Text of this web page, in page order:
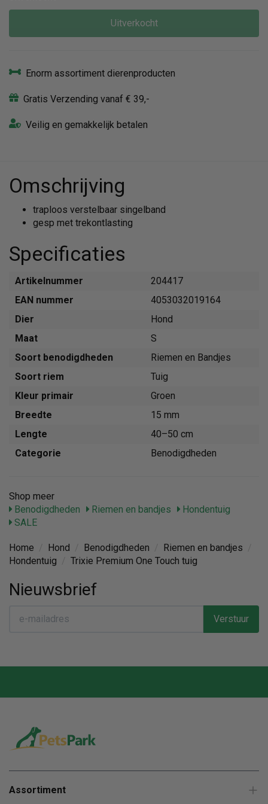
Uitverkocht
Enorm assortiment dierenproducten
Gratis Verzending vanaf € 39,-
Veilig en gemakkelijk betalen
Omschrijving
traploos verstelbaar singelband
gesp met trekontlasting
Specificaties
Artikelnummer
204417
EAN nummer
4053032019164
Dier
Hond
Maat
S
Soort benodigdheden
Riemen en Bandjes
Soort riem
Tuig
Kleur primair
Groen
Breedte
15 mm
Lengte
40–50 cm
Categorie
Benodigdheden
Shop meer
Benodigdheden
Riemen en bandjes
Hondentuig
SALE
Home Hond Benodigdheden Riemen en bandjes
Hondentuig
Trixie Premium One Touch tuig
Nieuwsbrief
Verstuur
Assortiment